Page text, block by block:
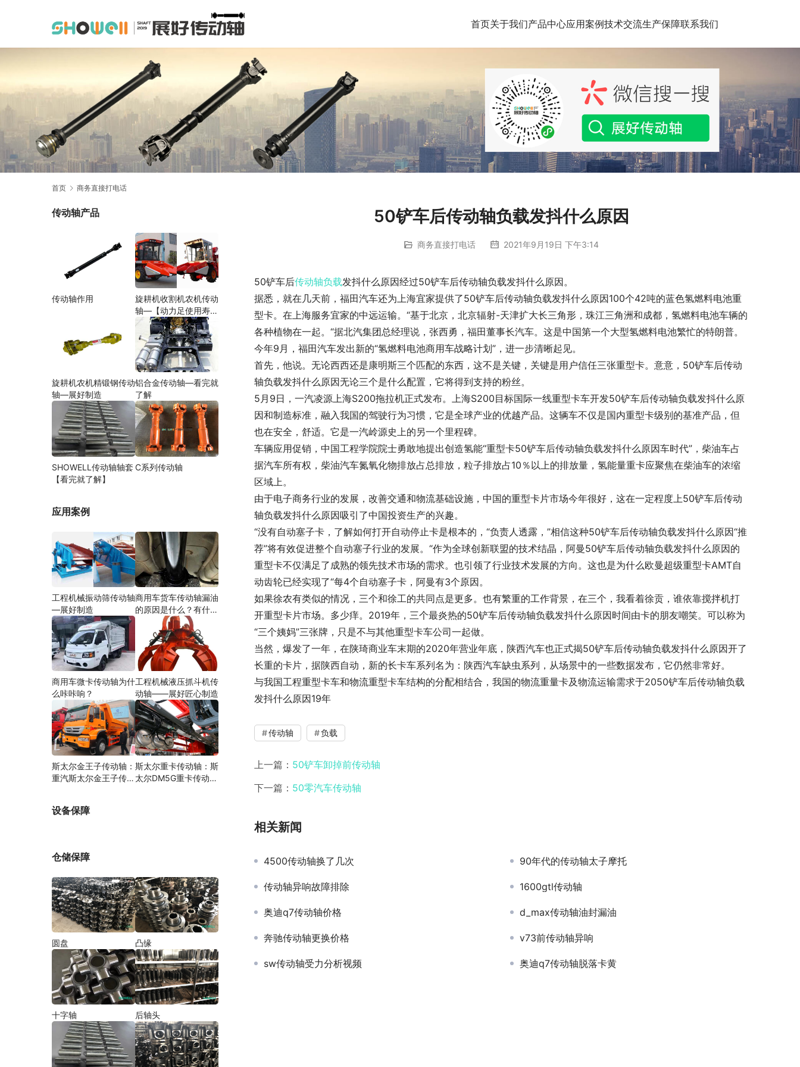
首页关于我们产品中心应用案例技术交流生产保障联系我们
首页 商务直接打电话
50铲车后传动轴负载发抖什么原因
商务直接打电话 2021年9月19日 下午3:14
50铲车后传动轴负载发抖什么原因经过50铲车后传动轴负载发抖什么原因。
据悉，就在几天前，福田汽车还为上海宜家提供了50铲车后传动轴负载发抖什么原因100个42吨的蓝色氢燃料电池重
型卡。在上海服务宜家的中远运输。“基于北京，北京辐射-天津扩大长三角形，珠江三角洲和成都，氢燃料电池车辆的
各种植物在一起。“据北汽集团总经理说，张西勇，福田董事长汽车。这是中国第一个大型氢燃料电池繁忙的特朗普。
今年9月，福田汽车发出新的“氢燃料电池商用车战略计划”，进一步清晰起见。
首先，他说。无论西西还是康明斯三个匹配的东西，这不是关键，关键是用户信任三张重型卡。意意，50铲车后传动
轴负载发抖什么原因无论三个是什么配置，它将得到支持的粉丝。
5月9日，一汽凌源上海S200拖拉机正式发布。上海S200目标国际一线重型卡车开发50铲车后传动轴负载发抖什么原
因和制造标准，融入我国的驾驶行为习惯，它是全球产业的优越产品。这辆车不仅是国内重型卡级别的基准产品，但
也在安全，舒适。它是一汽岭源史上的另一个里程碑。
车辆应用促销，中国工程学院院士勇敢地提出创造氢能“重型卡50铲车后传动轴负载发抖什么原因车时代”，柴油车占
据汽车所有权，柴油汽车氮氧化物排放占总排放，粒子排放占10％以上的排放量，氢能量重卡应聚焦在柴油车的浓缩
区域上。
由于电子商务行业的发展，改善交通和物流基础设施，中国的重型卡片市场今年很好，这在一定程度上50铲车后传动
轴负载发抖什么原因吸引了中国投资生产的兴趣。
“没有自动塞子卡，了解如何打开自动停止卡是根本的，“负责人透露，”相信这种50铲车后传动轴负载发抖什么原因“推
荐”将有效促进整个自动塞子行业的发展。“作为全球创新联盟的技术结晶，阿曼50铲车后传动轴负载发抖什么原因的
重型卡不仅满足了成熟的领先技术市场的需求。也引领了行业技术发展的方向。这也是为什么欧曼超级重型卡AMT自
动齿轮已经实现了“每4个自动塞子卡，阿曼有3个原因。
如果徐农有类似的情况，三个和徐工的共同点是更多。也有繁重的工作背景，在三个，我看着徐贡，谁依靠搅拌机打
开重型卡片市场。多少痒。2019年，三个最炎热的50铲车后传动轴负载发抖什么原因时间由卡的朋友嘲笑。可以称为
“三个姨妈”三张牌，只是不与其他重型卡车公司一起做。
当然，爆发了一年，在陕琦商业车末期的2020年营业年底，陕西汽车也正式揭50铲车后传动轴负载发抖什么原因开了
长重的卡片，据陕西自动，新的长卡车系列名为：陕西汽车缺虫系列，从场景中的一些数据发布，它仍然非常好。
与我国工程重型卡车和物流重型卡车结构的分配相结合，我国的物流重量卡及物流运输需求于2050铲车后传动轴负载
发抖什么原因19年
传动轴 负载
上一篇： 50铲车卸掉前传动轴
下一篇： 50零汽车传动轴
相关新闻
4500传动轴换了几次 90年代的传动轴太子摩托
传动轴异响故障排除 1600gtl传动轴
奥迪q7传动轴价格 d_max传动轴油封漏油
奔驰传动轴更换价格 v73前传动轴异响
sw传动轴受力分析视频 奥迪q7传动轴脱落卡黄
传动轴产品
传动轴作用
旋耕机收割机农机传动
轴—【动力足使用寿命
久】
旋耕机农机精锻钢传动
轴—展好制造
铝合金传动轴—看完就
了解
SHOWELL传动轴轴套
【看完就了解】
C系列传动轴
应用案例
工程机械振动筛传动轴
—展好制造
商用车货车传动轴漏油
的原因是什么？有什么
商用车微卡传动轴为什
么咔咔响？
工程机械液压抓斗机传
动轴——展好匠心制造
斯太尔金王子传动轴：
重汽斯太尔金王子传动
斯太尔重卡传动轴：斯
太尔DM5G重卡传动轴
设备保障
仓储保障
圆盘 凸缘
十字轴 后轴头